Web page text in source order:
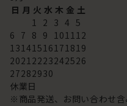
日 月 火 水 木 金 土
1 2 3 4 5
6 7 8 9 101112
13141516171819
20212223242526
27282930
休業日
※商品発送、お問い合わせ含